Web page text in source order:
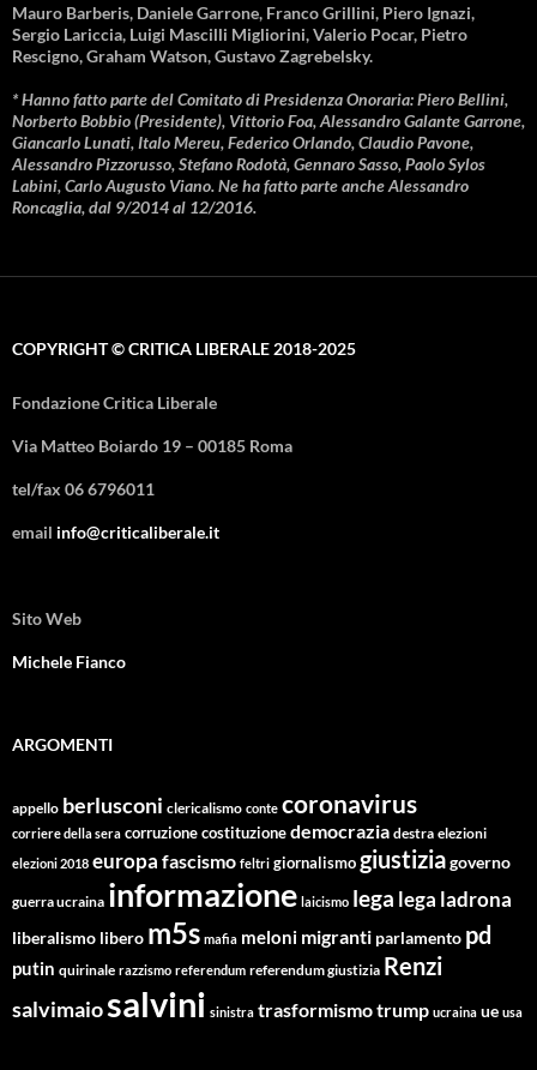
Mauro Barberis, Daniele Garrone, Franco Grillini, Piero Ignazi,
Sergio Lariccia, Luigi Mascilli Migliorini, Valerio Pocar, Pietro
Rescigno, Graham Watson, Gustavo Zagrebelsky.
* Hanno fatto parte del Comitato di Presidenza Onoraria: Piero Bellini,
Norberto Bobbio (Presidente), Vittorio Foa, Alessandro Galante Garrone,
Giancarlo Lunati, Italo Mereu, Federico Orlando, Claudio Pavone,
Alessandro Pizzorusso, Stefano Rodotà, Gennaro Sasso, Paolo Sylos
Labini, Carlo Augusto Viano. Ne ha fatto parte anche Alessandro
Roncaglia, dal 9/2014 al 12/2016.
COPYRIGHT © CRITICA LIBERALE 2018-2025
Fondazione Critica Liberale
Via Matteo Boiardo 19 – 00185 Roma
tel/fax 06 6796011
email info@criticaliberale.it
Sito Web
Michele Fianco
ARGOMENTI
appello berlusconi clericalismo conte coronavirus
corriere della sera corruzionecostituzionedemocrazia destra elezioni
elezioni 2018 europa fascismo feltri giornalismogiustiziagoverno
guerra ucraina informazione laicismo lega lega ladrona
liberalismo libero m5s mafia meloni migranti parlamento pd
putin quirinale razzismo referendum referendum giustizia Renzi
salvimaiosalvini sinistra trasformismotrump ucraina ue usa